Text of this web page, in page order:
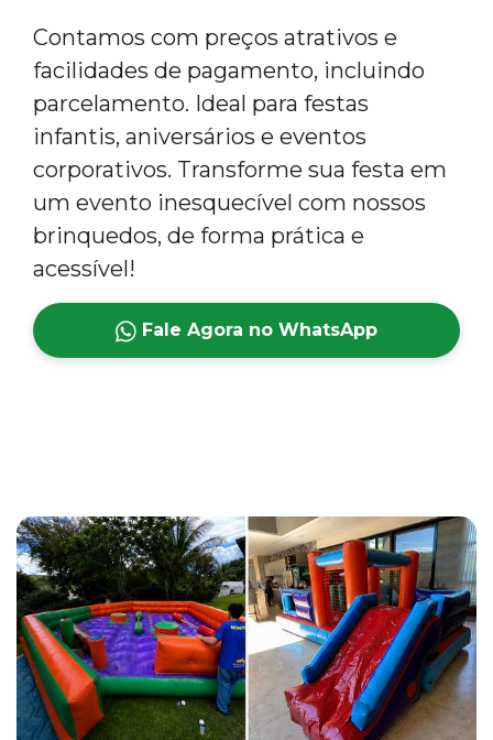
Contamos com preços atrativos e
facilidades de pagamento, incluindo
parcelamento. Ideal para festas
infantis, aniversários e eventos
corporativos. Transforme sua festa em
um evento inesquecível com nossos
brinquedos, de forma prática e
acessível!
Fale Agora no WhatsApp